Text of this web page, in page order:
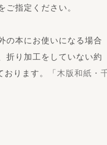
ご指定ください。
の本にお使いになる場合
折り加工をしていない約
ります。「 木版和紙・